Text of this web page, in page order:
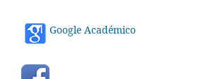
Google Académico